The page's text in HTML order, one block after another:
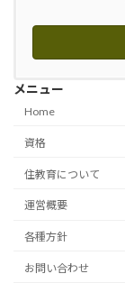
メニュー
Home
資格
住教育について
運営概要
各種方針
お問い合わせ